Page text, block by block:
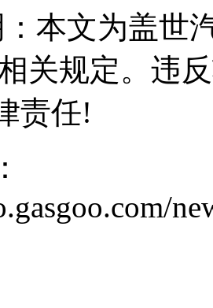
本文为盖世
关规定。违
责任!